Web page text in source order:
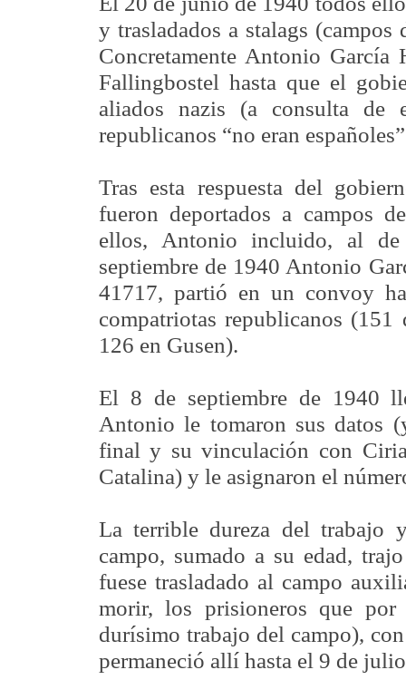
y trasladados a stalags
Concretamente Antonio
Fallingbostel hasta que el
aliados nazis (a consulta de
republicanos “no eran
Tras esta respuesta del
fueron deportados a campos
ellos, Antonio incluido, al
septiembre de 1940 Antonio
41717, partió en un convoy
compatriotas republicanos
126 en Gusen).
El 8 de septiembre de 1940
Antonio le tomaron sus datos
final y su vinculación con
Catalina) y le asignaron el
La terrible dureza del trabajo
campo, sumado a su edad,
fuese trasladado al campo
morir, los prisioneros que
durísimo trabajo del campo),
permaneció allí hasta el 9 de